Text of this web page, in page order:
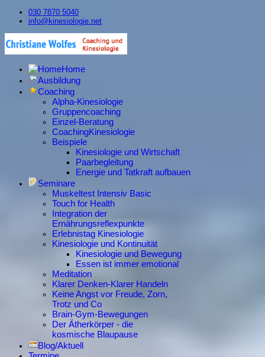
030 7870 5040
info@kinesiologie.net
Home
Ausbildung
Coaching
Alpha-Kinesiologie
Gruppencoaching
Einzel-Beratung
CoachingKinesiologie
Beispiele
Kinesiologie und Wirtschaft
Paarbegleitung
Energie und Tatkraft aufbauen
Seminare
Muskeltest Intensiv Basic
Touch for Health
Integration der
Ernährungsreflexpunkte
Erlebnistag Kinesiologie
Kinesiologie und Kontinuität
Kinesiologie und Bewegung
Essen ist immer emotional
Meditation
Klarer Denken-Klarer Handeln
Keine Angst vor Freude, Zorn,
Trotz und Co
Brain-Gym-Bewegungen
Der Ätherkörper - die
kosmische Blaupause
Blog/Aktuell